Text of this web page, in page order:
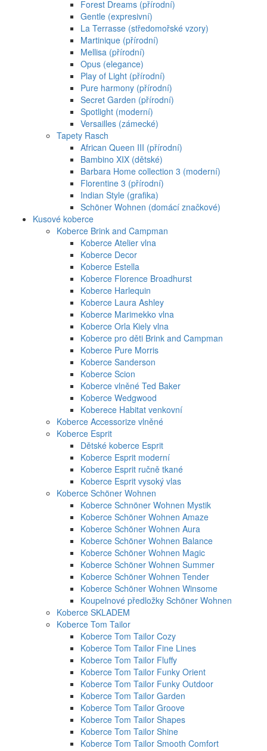
Forest Dreams (přírodní)
Gentle (expresivní)
La Terrasse (středomořské vzory)
Martinique (přírodní)
Mellisa (přírodní)
Opus (elegance)
Play of Light (přírodní)
Pure harmony (přírodní)
Secret Garden (přírodní)
Spotlight (moderní)
Versailles (zámecké)
Tapety Rasch
African Queen III (přírodní)
Bambino XIX (dětské)
Barbara Home collection 3 (moderní)
Florentine 3 (přírodní)
Indian Style (grafika)
Schöner Wohnen (domácí značkové)
Kusové koberce
Koberce Brink and Campman
Koberce Atelier vlna
Koberce Decor
Koberce Estella
Koberce Florence Broadhurst
Koberce Harlequin
Koberce Laura Ashley
Koberce Marimekko vlna
Koberce Orla Kiely vlna
Koberce pro děti Brink and Campman
Koberce Pure Morris
Koberce Sanderson
Koberce Scion
Koberce vlněné Ted Baker
Koberce Wedgwood
Koberece Habitat venkovní
Koberce Accessorize vlněné
Koberce Esprit
Dětské koberce Esprit
Koberce Esprit moderní
Koberce Esprit ručně tkané
Koberce Esprit vysoký vlas
Koberce Schöner Wohnen
Koberce Schnöner Wohnen Mystik
Koberce Schöner Wohnen Amaze
Koberce Schöner Wohnen Aura
Koberce Schöner Wohnen Balance
Koberce Schöner Wohnen Magic
Koberce Schöner Wohnen Summer
Koberce Schöner Wohnen Tender
Koberce Schöner Wohnen Winsome
Koupelnové předložky Schöner Wohnen
Koberce SKLADEM
Koberce Tom Tailor
Koberce Tom Tailor Cozy
Koberce Tom Tailor Fine Lines
Koberce Tom Tailor Fluffy
Koberce Tom Tailor Funky Orient
Koberce Tom Tailor Funky Outdoor
Koberce Tom Tailor Garden
Koberce Tom Tailor Groove
Koberce Tom Tailor Shapes
Koberce Tom Tailor Shine
Koberce Tom Tailor Smooth Comfort